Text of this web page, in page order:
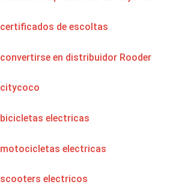
certificados de escoltas
convertirse en distribuidor Rooder
citycoco
bicicletas electricas
motocicletas electricas
scooters electricos